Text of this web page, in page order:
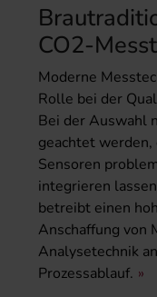
CO2-
Moderne
Rolle bei der
Bei der Auswahl
geachtet werden,
Sensoren
integrieren
betreibt einen
Anschaffung von
Analysetechnik
Prozessablauf.